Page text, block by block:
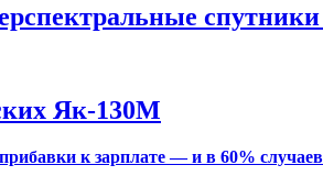
Як-130М